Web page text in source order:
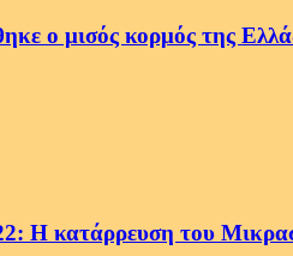
ο μισός κορμός της
Η κατάρρευση του